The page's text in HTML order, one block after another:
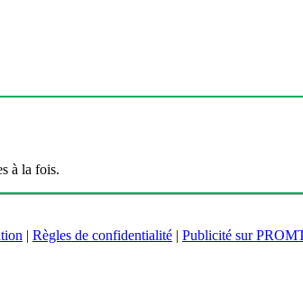
à la fois.
| Règles de confidentialité | Publicité sur